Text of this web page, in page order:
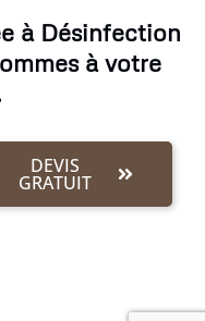
à Désinfection
à votre
DEVIS
GRATUIT